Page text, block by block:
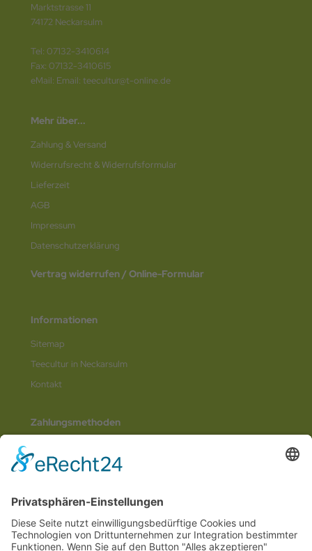
Marktstrasse 11
74172 Neckarsulm
Tel: 07132-3410614
Fax: 07132-3410615
eMail: Email: teecultur@t-online.de
Mehr über...
Zahlung & Versand
Widerrufsrecht & Widerrufsformular
Lieferzeit
AGB
Impressum
Datenschutz­erklärung
Vertrag widerrufen / Online-Formular
Informationen
Sitemap
Teecultur in Neckarsulm
Kontakt
Zahlungsmethoden
Social Media